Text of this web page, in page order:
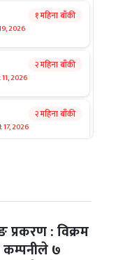
2026
१ महिना बाँकी
2026
२ महिना बाँकी
17, 2026
२ महिना बाँकी
2026
प्रकरण : विक्रम
कम्पनीले ७